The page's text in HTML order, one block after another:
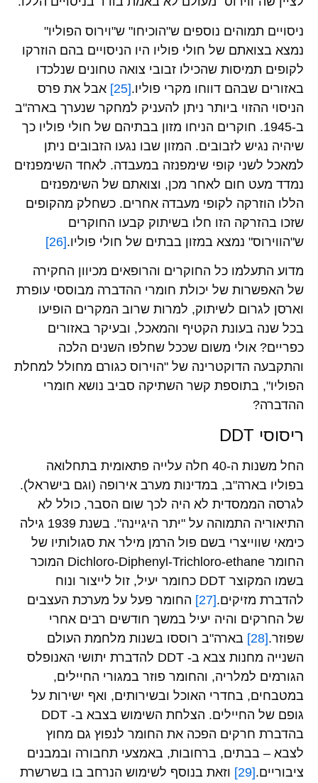
ניסויים תמוהים נוספים ש"הוכיחו" ש"וירוס הפוליו"
נמצא בצואתם של חולי פוליו היו הניסויים בהם הוזרקו
לקופים תמיסות שהכילו זבובי צואה טחונים שנלכדו
באזורים שבהם דווחו מקרי פוליו.[25]
אבל את פרס
הניסוי ההזוי ביותר ניתן להעניק למחקר שנערך בארה"ב
ב-1945. חוקרים הניחו מזון בבתיהם של חולי פוליו כך
שיהיה נגיש לזבובים. המזון שבו נגעו הזבובים ניתן
למאכל לשני קופי שימפנזה במעבדה. לאחד השימפנזים
נמדד מעט חום לאחר מכן, וצואתם של השימפנזים
הללו הוזרקה לקופי מעבדה אחרים. כשחלק מהקופים
שזכו בהזרקה הזו חלו בשיתוק קבעו החוקרים
ש"הווירוס" נמצא במזון בבתים של חולי פוליו.[26]
מדוע התעלמו כל החוקרים והרופאים מכיוון החקירה
של האפשרות של יכולת חומרי ההדברה מבוססי עופרת
וארסן לגרום לשיתוק, למרות שרוב המקרים הופיעו
בכל שנה בעונת הקטיף והמאכל, ובעיקר באזורים
כפריים? אולי משום שככל שחלפו השנים הלכה
והתקבעה הדוקטרינה של "הוירוס כגורם מחולל למחלת
הפוליו", בתוספת קשר השתיקה סביב נושא חומרי
ההדברה?
ריסוסי DDT
החל משנות ה-40 חלה עלייה פתאומית בתחלואה
בפוליו בארה"ב, במדינות מערב אירופה (וגם בישראל).
לגרסה הממסדית לא היה לכך שום הסבר, כולל לא
התיאוריה התמוהה על "יתר היגיינה". בשנת 1939 גילה
כימאי שווייצרי בשם פול הרמן מילר את סגולותיו של
החומר Dichloro-Diphenyl-Trichloro-ethane המוכר
בשמו המקוצר DDT כחומר יעיל, זול לייצור ונוח
להדברת מזיקים.[27]
החומר פעל על מערכת העצבים
של החרקים והיה יעיל במשך חודשים רבים אחרי
שפוזר.[28]
בארה"ב רוססו בשנות מלחמת העולם
השנייה מחנות צבא ב- DDT להדברת יתושי האנופלס
הגורמים למלריה, והחומר פוזר במגורי החיילים,
במטבחים, בחדרי האוכל ובשירותים, ואף ישירות על
גופם של החיילים. הצלחת השימוש בצבא ב- DDT
בהדברת חרקים הפכה את החומר לנפוץ גם מחוץ
לצבא – בבתים, ברחובות, באמצעי תחבורה ובמבנים
ציבוריים.[29]
וזאת בנוסף לשימוש הנרחב בו בשרשרת